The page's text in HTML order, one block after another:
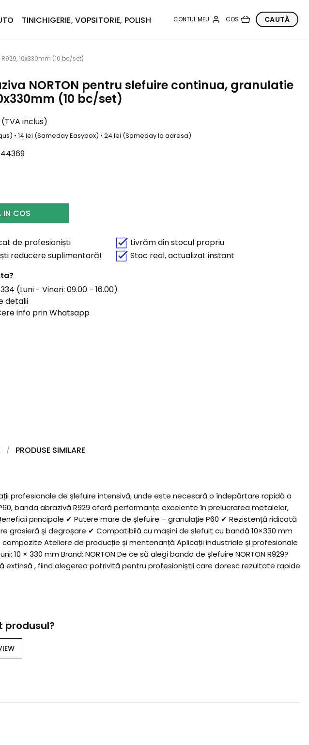
TINICHIGERIE, VOPSITORIE, POLISH
10x330mm (10 bc/set)
NORTON pentru slefuire continua, granulatie
(10 bc/set)
(TVA inclus)
• 14 lei (Sameday Easybox) • 24 lei (Sameday la adresa)
IN COS
de profesioniști
Livrăm din stocul propriu
reducere suplimentară!
Stoc real, actualizat instant
(Luni - Vineri: 09.00 - 16.00)
detalii
info prin Whatsapp
PRODUSE SIMILARE
profesionale de șlefuire intensivă, unde este necesară o îndepărtare rapidă a
banda abrazivă R929 oferă performanțe excelente în prelucrarea metalelor,
principale ✔ Putere mare de șlefuire – granulație P60 ✔ Rezistență ridicată
și degroșare ✔ Compatibilă cu mașini de șlefuit cu bandă 10×330 mm
Ateliere de producție și mentenanță Aplicații industriale și profesionale
10 × 330 mm Brand: NORTON De ce să alegi banda de șlefuire NORTON R929?
extinsă , fiind alegerea potrivită pentru profesioniștii care doresc rezultate rapide
produsul?